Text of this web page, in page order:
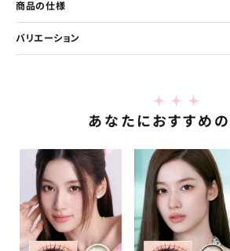
商品の仕様
バリエーション
あなたにおすすめ